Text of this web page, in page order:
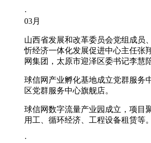
·
03月
山西省发展和改革委员会党组成员
忻经济一体化发展促进中心主任张翔带
网集团，太原市迎泽区委书记李慧
球信网产业孵化基地成立党群服
区党群服务中心旗舰店。
球信网数字流量产业园成立，
用工、循环经济、工程设备租赁等。
·